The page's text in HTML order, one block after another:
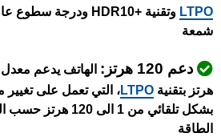
LTPO
شمعة
دعم 120 هرتز:
هرتز بتقنية LTPO، التي تعمل على
بشكل تلقائي من 1
الطاقة